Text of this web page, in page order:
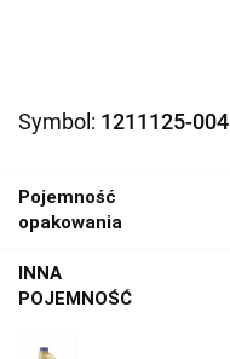
Symbol: 1211125-004
Pojemność
opakowania
INNA
POJEMNOŚĆ